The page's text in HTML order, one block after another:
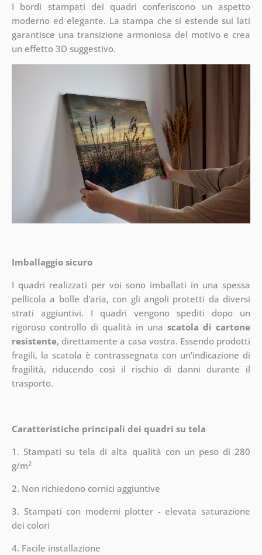
I bordi stampati dei quadri conferiscono un aspetto
moderno ed elegante. La stampa che si estende sui lati
garantisce una transizione armoniosa del motivo e crea
un effetto 3D suggestivo.
Imballaggio sicuro
I quadri realizzati per voi sono imballati in una spessa
pellicola a bolle d'aria, con gli angoli protetti da diversi
strati aggiuntivi. I quadri vengono spediti dopo un
rigoroso controllo di qualità in unascatola di cartone
resistente, direttamente a casa vostra. Essendo prodotti
fragili, la scatola è contrassegnata con un'indicazione di
fragilità, riducendo così il rischio di danni durante il
trasporto.
Caratteristiche principali dei quadri su tela
1. Stampati su tela di alta qualità con un peso di 280
g/m2
2. Non richiedono cornici aggiuntive
3. Stampati con moderni plotter - elevata saturazione
dei colori
4. Facile installazione